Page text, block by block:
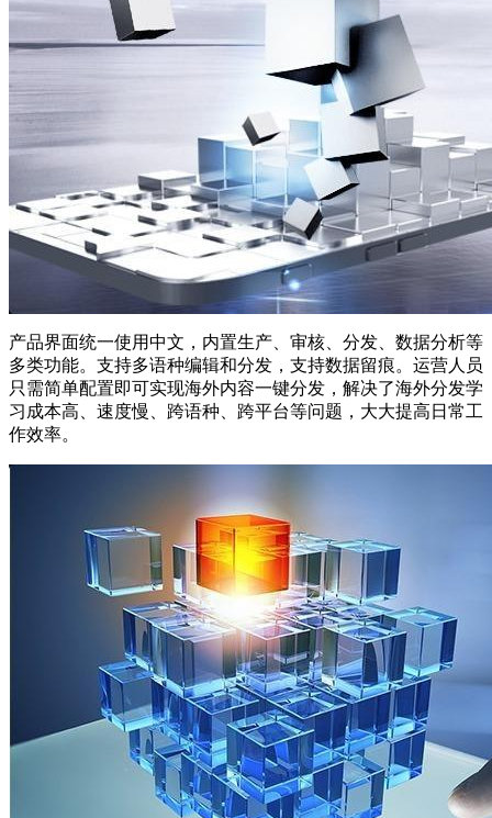
产品界面统一使用中文，内置生产、审核、分发、数据分析等
多类功能。支持多语种编辑和分发，支持数据留痕。运营人员
只需简单配置即可实现海外内容一键分发，解决了海外分发学
习成本高、速度慢、跨语种、跨平台等问题，大大提高日常工
作效率。